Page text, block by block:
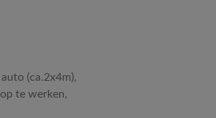
(ca.2x4m),
te werken,